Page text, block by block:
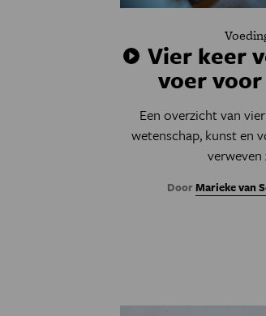
Vier keer
voer voor
Een overzicht van vier
wetenschap, kunst en
verweven
DoorMarieke van